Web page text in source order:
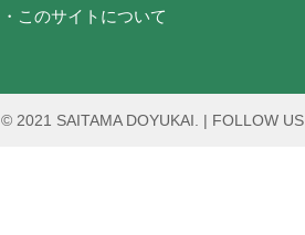
・このサイトについて
© 2021 SAITAMA DOYUKAI. | FOLLOW US